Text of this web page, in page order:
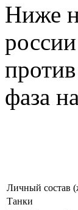
Ниже
фаза
Личный состав
Танки